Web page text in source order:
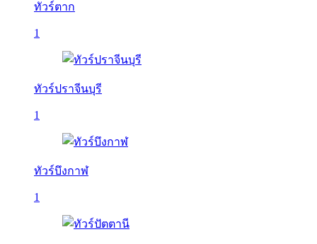
ทัวร์ตาก
1
ทัวร์ปราจีนบุรี
1
ทัวร์บึงกาฬ
1